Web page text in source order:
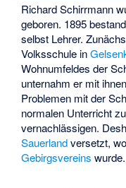
Richard Schirrmann
geboren. 1895
selbst Lehrer.
Volksschule in
Wohnumfeldes der
unternahm er mit
Problemen mit der
normalen Unterricht
vernachlässigen.
Sauerlandversetzt,
Gebirgsvereins wurde.